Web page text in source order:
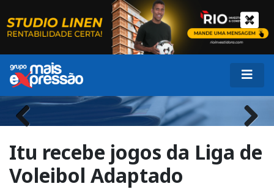
Previous Next
Itu recebe jogos da Liga de
Voleibol Adaptado